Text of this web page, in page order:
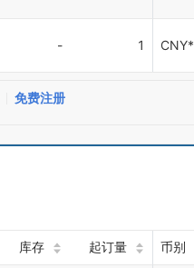
- 1 CNY*
免费注册
库存 起订量 币别